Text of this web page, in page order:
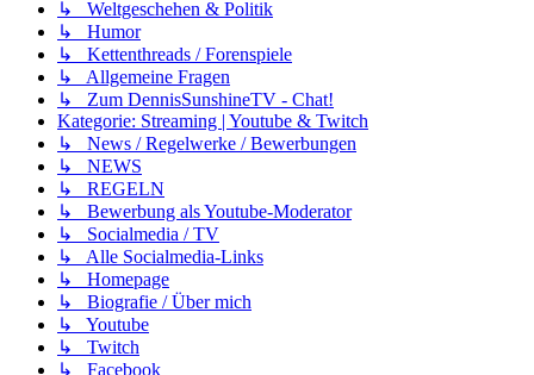
↳ Weltgeschehen & Politik
↳ Humor
↳ Kettenthreads / Forenspiele
↳ Allgemeine Fragen
↳ Zum DennisSunshineTV - Chat!
Kategorie: Streaming | Youtube & Twitch
↳ News / Regelwerke / Bewerbungen
↳ NEWS
↳ REGELN
↳ Bewerbung als Youtube-Moderator
↳ Socialmedia / TV
↳ Alle Socialmedia-Links
↳ Homepage
↳ Biografie / Über mich
↳ Youtube
↳ Twitch
↳ Facebook